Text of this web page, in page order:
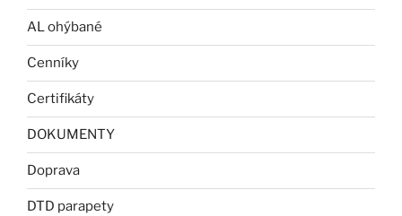
AL ohýbané
Cenníky
Certifikáty
DOKUMENTY
Doprava
DTD parapety